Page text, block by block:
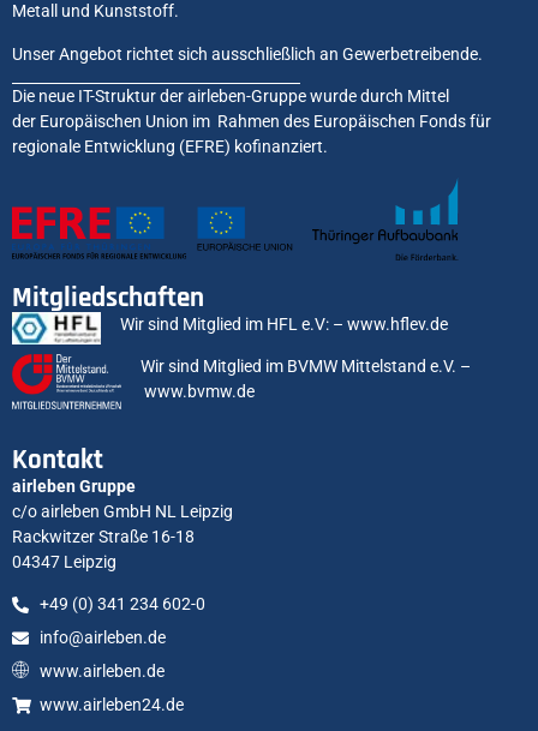
Metall und Kunststoff.
Unser Angebot richtet sich ausschließlich an Gewerbetreibende.
Die neue IT-Struktur der airleben-Gruppe wurde durch Mittel
der Europäischen Union im Rahmen des Europäischen Fonds für
regionale Entwicklung (EFRE) kofinanziert.
Mitgliedschaften
Wir sind Mitglied im HFL e.V: – www.hflev.de
Wir sind Mitglied im BVMW Mittelstand e.V. –
www.bvmw.de
Kontakt
airleben Gruppe
c/o airleben GmbH NL Leipzig
Rackwitzer Straße 16-18
04347 Leipzig
+49 (0) 341 234 602-0
info@airleben.de
www.airleben.de
www.airleben24.de